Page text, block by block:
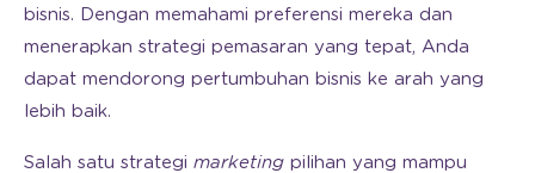
bisnis. Dengan memahami preferensi mereka dan
menerapkan strategi pemasaran yang tepat, Anda
dapat mendorong pertumbuhan bisnis ke arah yang
lebih baik.
Salah satu strategi marketing pilihan yang mampu